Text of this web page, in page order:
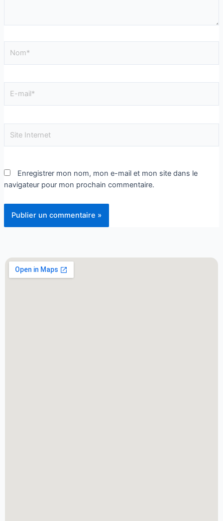
Enregistrer mon nom, mon e-mail et mon site dans le
navigateur pour mon prochain commentaire.